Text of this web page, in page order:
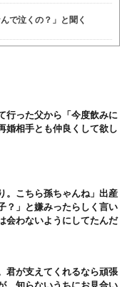
で泣くの？」と聞く
時点）
ゅしながらの濃厚エッ...
リピ」続編への期待が高...
たい女の子ｗｗｗｗｗ
行った父から「今度飲みに
婚相手とも仲良くして欲し
。こちら孫ちゃんね」出産
？」と嫌みったらしく言い
会わないようにしてたんだ
君が支えてくれるなら頑張